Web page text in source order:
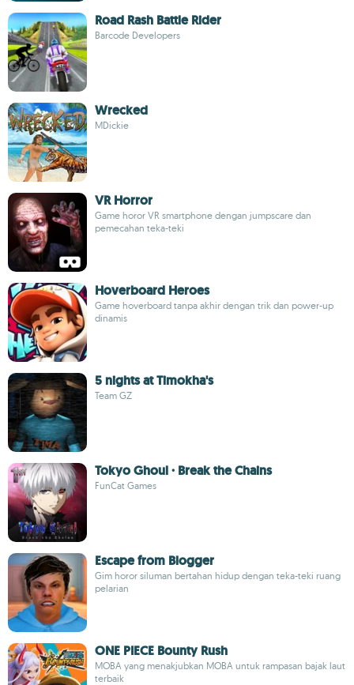
Road Rash Battle Rider
Barcode Developers
Wrecked
MDickie
VR Horror
Game horor VR smartphone dengan jumpscare dan
pemecahan teka-teki
Hoverboard Heroes
Game hoverboard tanpa akhir dengan trik dan power-up
dinamis
5 nights at Timokha's
Team GZ
Tokyo Ghoul · Break the Chains
FunCat Games
Escape from Blogger
Gim horor siluman bertahan hidup dengan teka-teki ruang
pelarian
ONE PIECE Bounty Rush
MOBA yang menakjubkan MOBA untuk rampasan bajak laut
terbaik